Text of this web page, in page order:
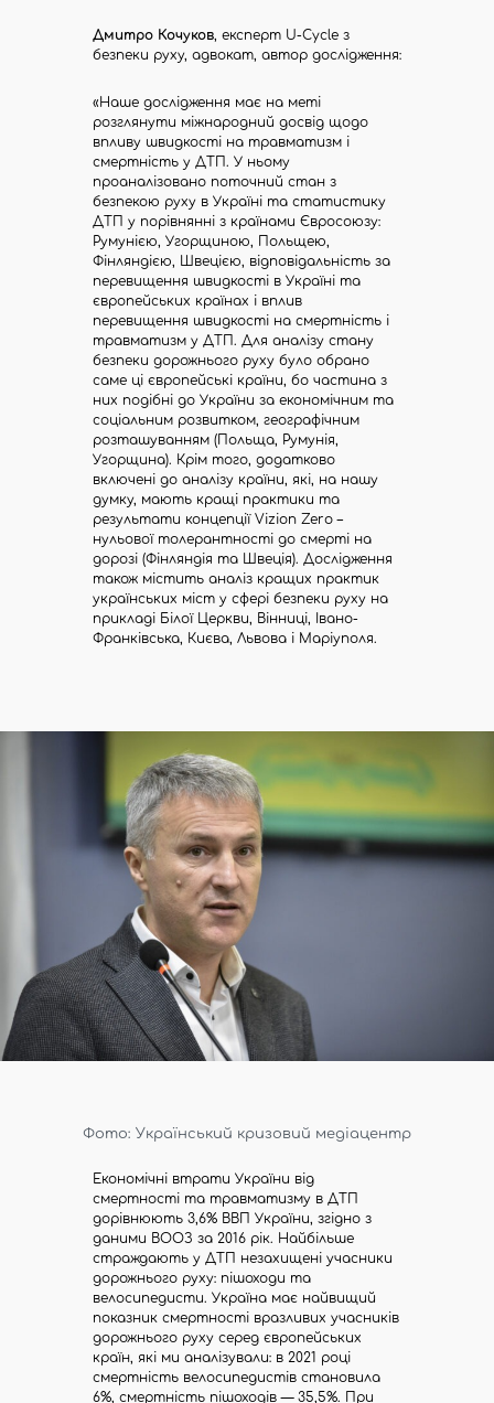
Дмитро Кочуков, експерт U-Cycle з
безпеки руху, адвокат, автор дослідження:
«Наше дослідження має на меті
розглянути міжнародний досвід щодо
впливу швидкості на травматизм і
смертність у ДТП. У ньому
проаналізовано поточний стан з
безпекою руху в Україні та статистику
ДТП у порівнянні з країнами Євросоюзу:
Румунією, Угорщиною, Польщею,
Фінляндією, Швецією, відповідальність за
перевищення швидкості в Україні та
європейських країнах і вплив
перевищення швидкості на смертність і
травматизм у ДТП. Для аналізу стану
безпеки дорожнього руху було обрано
саме ці європейські країни, бо частина з
них подібні до України за економічним та
соціальним розвитком, географічним
розташуванням (Польща, Румунія,
Угорщина). Крім того, додатково
включені до аналізу країни, які, на нашу
думку, мають кращі практики та
результати концепції Vizion Zero –
нульової толерантності до смерті на
дорозі (Фінляндія та Швеція). Дослідження
також містить аналіз кращих практик
українських міст у сфері безпеки руху на
прикладі Білої Церкви, Вінниці, Івано-
Франківська, Києва, Львова і Маріуполя.
Фото: Український кризовий медіацентр
Економічні втрати України від
смертності та травматизму в ДТП
дорівнюють 3,6% ВВП України, згідно з
даними ВООЗ за 2016 рік. Найбільше
страждають у ДТП незахищені учасники
дорожнього руху: пішоходи та
велосипедисти. Україна має найвищий
показник смертності вразливих учасників
дорожнього руху серед європейських
країн, які ми аналізували: в 2021 році
смертність велосипедистів становила
6%, смертність пішоходів — 35,5%. При